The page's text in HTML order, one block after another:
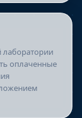
лаборатории
оплаченные